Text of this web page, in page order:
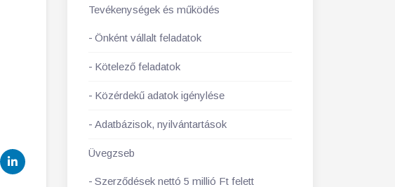
Tevékenységek és működés
Önként vállalt feladatok
Kötelező feladatok
Közérdekű adatok igénylése
Adatbázisok, nyilvántartások
Üvegzseb
Szerződések nettó 5 millió Ft felett